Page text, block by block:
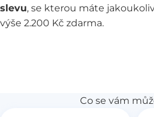
slevu, se kterou máte
výše 2.200 Kč zdarma.
Co se vám